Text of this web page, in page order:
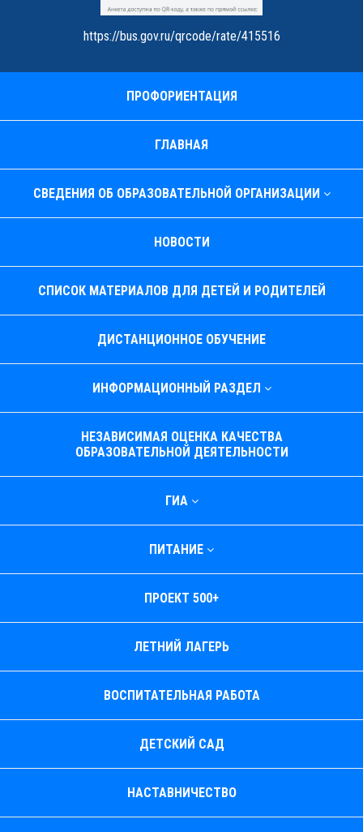
https://bus.gov.ru/qrcode/rate/415516
ПРОФОРИЕНТАЦИЯ
ГЛАВНАЯ
СВЕДЕНИЯ ОБ ОБРАЗОВАТЕЛЬНОЙ ОРГАНИЗАЦИИ
НОВОСТИ
СПИСОК МАТЕРИАЛОВ ДЛЯ ДЕТЕЙ И РОДИТЕЛЕЙ
ДИСТАНЦИОННОЕ ОБУЧЕНИЕ
ИНФОРМАЦИОННЫЙ РАЗДЕЛ
НЕЗАВИСИМАЯ ОЦЕНКА КАЧЕСТВА
ОБРАЗОВАТЕЛЬНОЙ ДЕЯТЕЛЬНОСТИ
ГИА
ПИТАНИЕ
ПРОЕКТ 500+
ЛЕТНИЙ ЛАГЕРЬ
ВОСПИТАТЕЛЬНАЯ РАБОТА
ДЕТСКИЙ САД
НАСТАВНИЧЕСТВО